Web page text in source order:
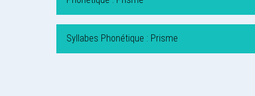
Syllabes Phonétique : Prisme